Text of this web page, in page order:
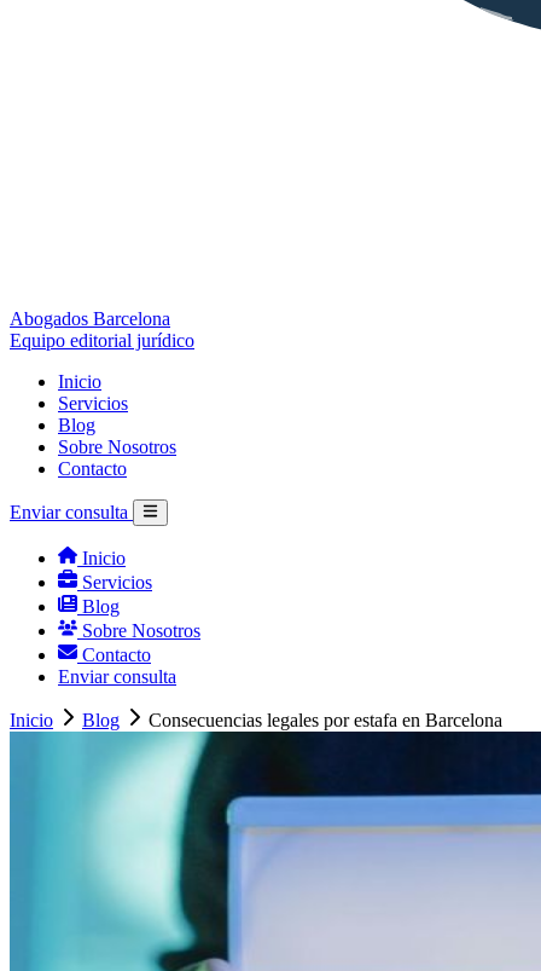
Abogados Barcelona
Equipo editorial jurídico
Inicio
Servicios
Blog
Sobre Nosotros
Contacto
Enviar consulta
Inicio
Servicios
Blog
Sobre Nosotros
Contacto
Enviar consulta
Inicio Blog Consecuencias legales por estafa en Barcelona